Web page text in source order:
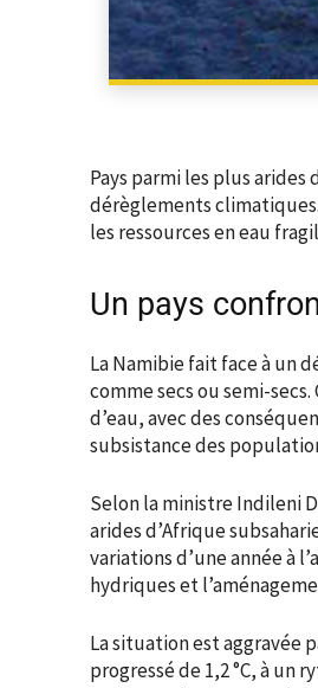
Pays parmi les plus
dérèglements
les ressources en eau
Un pays
La Namibie fait face à un
comme secs ou semi-
d’eau, avec des
subsistance des
Selon la ministre Indileni
arides d’Afrique
variations d’une année à
hydriques et
La situation est aggravée
progressé de 1,2 °C, à